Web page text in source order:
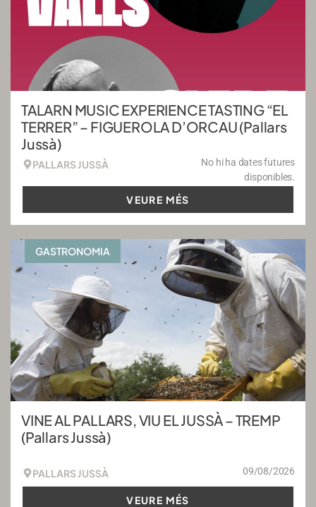
TALARN MUSIC EXPERIENCE TASTING “EL
TERRER” – FIGUEROLA D’ORCAU (Pallars
Jussà)
PALLARS JUSSÀ
No hi ha dates futures
disponibles.
VEURE MÉS
GASTRONOMIA
VINE AL PALLARS, VIU EL JUSSÀ – TREMP
(Pallars Jussà)
PALLARS JUSSÀ 09/08/2026
VEURE MÉS